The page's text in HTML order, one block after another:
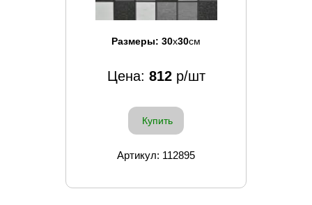
Размеры: 30x30см
Цена: 812р/шт
Купить
Артикул: 112895